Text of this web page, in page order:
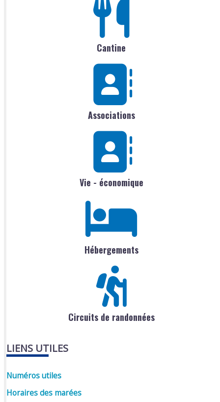
Cantine
Associations
Vie - économique
Hébergements
Circuits de randonnées
LIENS UTILES
Numéros utiles
Horaires des marées